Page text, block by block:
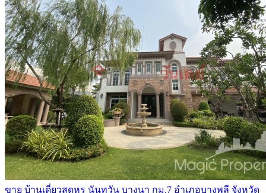
ขาย บ้านเดี่ยวสุดหรู นันทวัน บางนา กม.7 อำเภอบางพลี จังหวัด